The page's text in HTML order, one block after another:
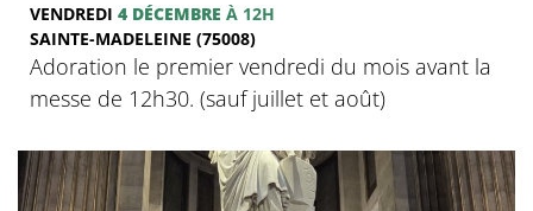
VENDREDI 4 DÉCEMBRE À 12H
SAINTE-MADELEINE (75008)
Adoration le premier vendredi du mois avant la
messe de 12h30. (sauf juillet et août)